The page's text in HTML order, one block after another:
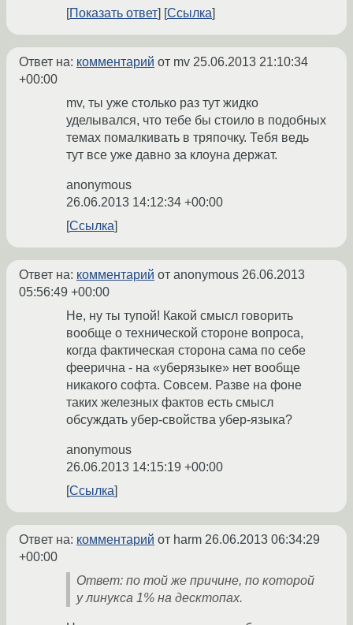
Показать ответ
Ссылка
Ответ на: комментарий от mv 25.06.2013 21:10:34
+00:00
mv, ты уже столько раз тут жидко
уделывался, что тебе бы стоило в подобных
темах помалкивать в тряпочку. Тебя ведь
тут все уже давно за клоуна держат.
anonymous
26.06.2013 14:12:34 +00:00
Ссылка
Ответ на: комментарий от anonymous 26.06.2013
05:56:49 +00:00
Не, ну ты тупой! Какой смысл говорить
вообще о технической стороне вопроса,
когда фактическая сторона сама по себе
феерична - на «уберязыке» нет вообще
никакого софта. Совсем. Разве на фоне
таких железных фактов есть смысл
обсуждать убер-свойства убер-языка?
anonymous
26.06.2013 14:15:19 +00:00
Ссылка
Ответ на: комментарий от harm 26.06.2013 06:34:29
+00:00
Ответ: по той же причине, по которой
у линукса 1% на десктопах.